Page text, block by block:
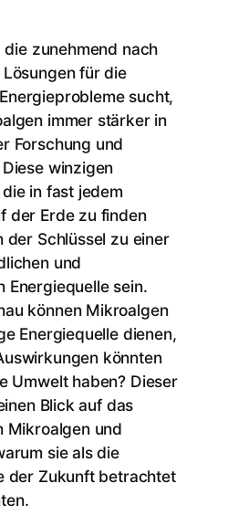
die zunehmend nach
für die
sucht,
immer stärker in
Forschung und
winzigen
in fast jedem
der Erde zu finden
der Schlüssel zu einer
und
Energiequelle sein.
können Mikroalgen
Energiequelle dienen,
könnten
Umwelt haben? Dieser
Blick auf das
Mikroalgen und
sie als die
der Zukunft betrachtet